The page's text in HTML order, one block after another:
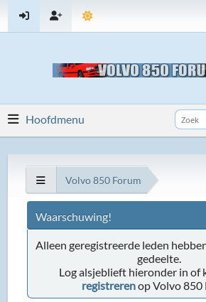
Hoofdmenu
Volvo 850 Forum
Waarschuwing!
Alleen geregistreerde leden
gedeelte.
Log alsjeblieft hieronder in of
registrerenop Volvo 850